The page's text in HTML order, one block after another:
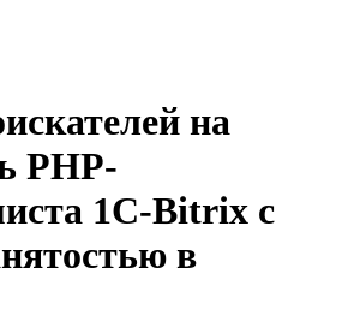
на
PHP-
1C-Bitrix с
в